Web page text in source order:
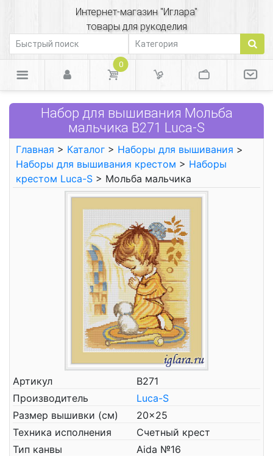
Интернет-магазин "Иглара"
товары для рукоделия
0
Набор для вышивания Мольба
мальчика В271 Luca-S
Главная > Каталог > Наборы для вышивания >
Наборы для вышивания крестом > Наборы
крестом Luca-S > Мольба мальчика
Артикул
В271
Производитель
Luca-S
Размер вышивки (см)
20x25
Техника исполнения
Счетный крест
Тип канвы
Aida №16